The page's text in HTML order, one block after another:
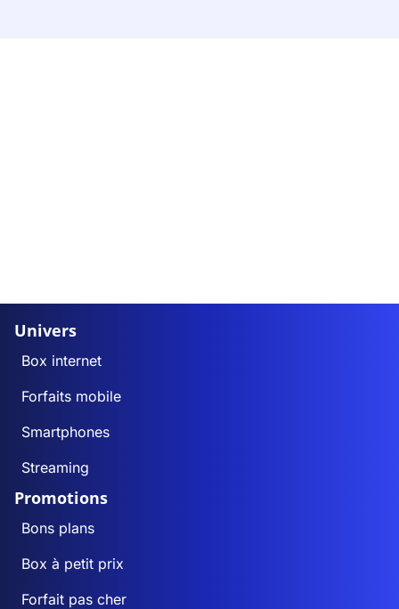
Univers
Box internet
Forfaits mobile
Smartphones
Streaming
Promotions
Bons plans
Box à petit prix
Forfait pas cher